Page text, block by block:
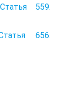
559.
656.